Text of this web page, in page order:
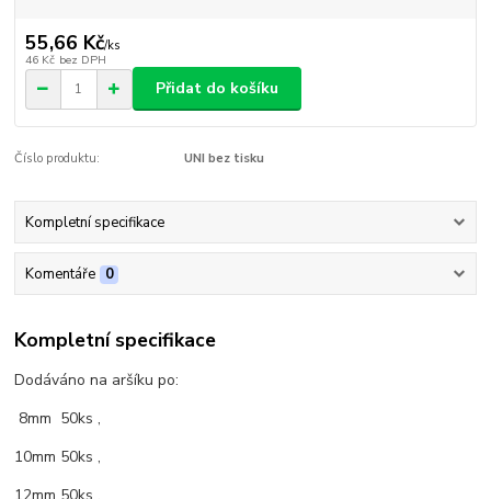
55,66 Kč/ks
46 Kč bez DPH
Přidat do košíku
Číslo produktu: UNI bez tisku
Kompletní specifikace
Komentáře 0
Kompletní specifikace
Dodáváno na aršíku po:
8mm 50ks ,
10mm 50ks ,
12mm 50ks ,